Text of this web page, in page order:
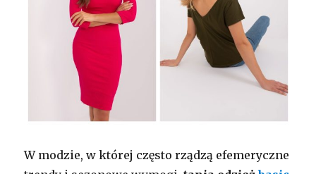
W modzie, w której często rządzą efemeryczne